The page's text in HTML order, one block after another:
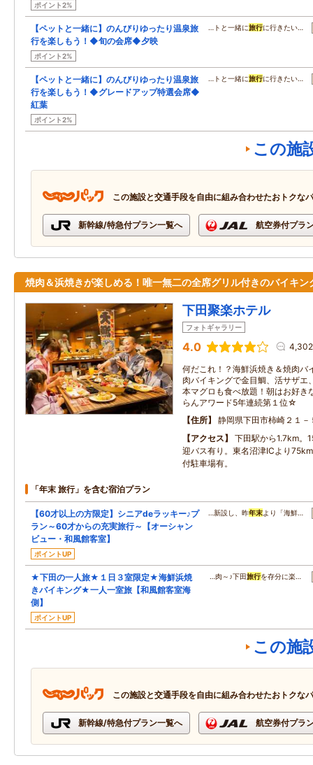
ポイント2%
【ペットと一緒に】のんびりゆったり温泉旅
行を楽しもう！◆旬の会席◆夕映
ポイント2%
…トと一緒に旅行に行きたい…
【ペットと一緒に】のんびりゆったり温泉旅
行を楽しもう！◆グレードアップ特選会席◆
紅葉
ポイント2%
…トと一緒に旅行に行きたい…
この施
この施設と交通手段を自由に組み合わせたおトクな
新幹線/特急付プラン一覧へ 航空券付プラ
焼肉＆浜焼きが楽しめる！唯一無二の全席グリル付きのバイキン
下田聚楽ホテル
フォトギャラリー
4.0
何だこれ！？海鮮浜焼き＆焼肉バ
肉バイキングで金目鯛、活サザエ
本マグロも食べ放題！朝はお好
らんアワード5年連続第１位☆
住所
静岡県下田市柿崎２１－
アクセス
下田駅から1.7km。
迎バス有り。東名沼津ICより
付駐車場有。
「年末 旅行」を含む宿泊プラン
【60才以上の方限定】シニアdeラッキー♪プ
ラン～60才からの充実旅行～【オーシャン
ビュー・和風館客室】
ポイントUP
…新設し、昨年末より「海鮮…
★下田の一人旅★１日３室限定★海鮮浜焼
きバイキング★一人一室旅【和風館客室海
側】
ポイントUP
…肉～♪下田旅行を存分に楽…
この施
この施設と交通手段を自由に組み合わせたおトクな
新幹線/特急付プラン一覧へ 航空券付プラ